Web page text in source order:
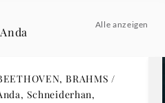
Alle anzeigen
BRAHMS /
Schneiderhan,